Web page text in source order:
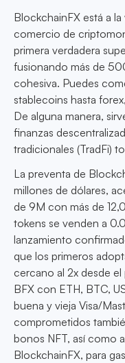
BlockchainFX está a
comercio de
primera verdadera
fusionando más de
cohesiva. Puedes
stablecoins hasta
De alguna manera,
finanzas
tradicionales (TradFi)
La preventa de
millones de dólares,
de 9M con más de
tokens se venden a
lanzamiento
que los primeros
cercano al 2x desde
BFX con ETH, BTC,
buena y vieja Visa/
comprometidos
bonos NFT, así como
BlockchainFX, para